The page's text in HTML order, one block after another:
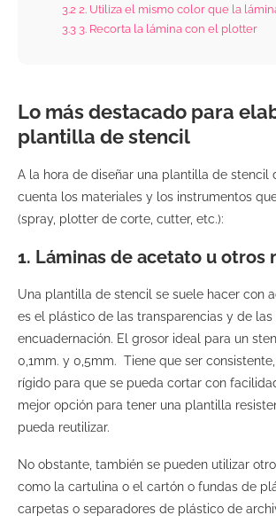
3.2 2. Utiliza el mismo color que la
3.3 3. Recorta la lámina con el plotter
Lo más destacado para
plantilla de stencil
A la hora de diseñar una plantilla de stencil
cuenta los materiales y los instrumentos
(spray, plotter de corte, cutter, etc.):
1. Láminas de acetato u otros
Una plantilla de stencil se suele hacer con
es el plástico de las transparencias y de
encuadernación. El grosor ideal para un
0,1mm. y 0,5mm. Tiene que ser
rígido para que se pueda cortar con
mejor opción para tener una plantilla
pueda reutilizar.
No obstante, también se pueden utilizar
como la cartulina o el cartón o fundas de
carpetas o separadores de plástico de